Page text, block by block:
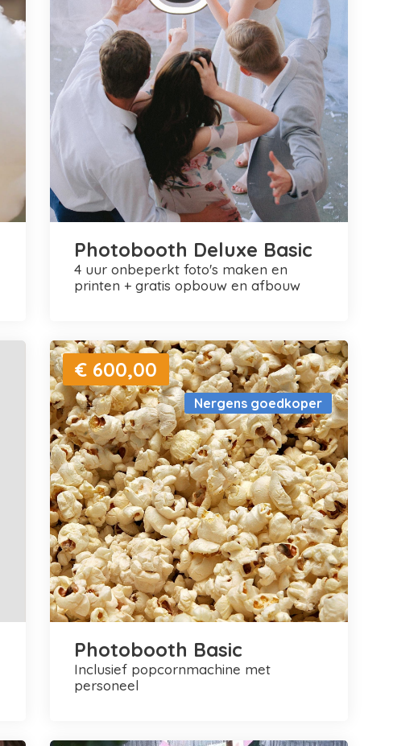
Photobooth Deluxe Basic
4 uur onbeperkt foto's maken en
printen + gratis opbouw en afbouw
Nergens goedkoper
€ 600,00
Photobooth Basic
inclusief popcornmachine met
personeel